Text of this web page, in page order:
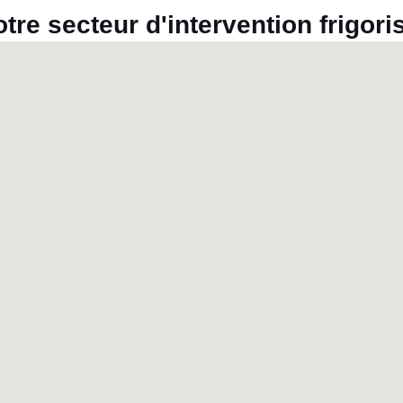
secteur d'intervention